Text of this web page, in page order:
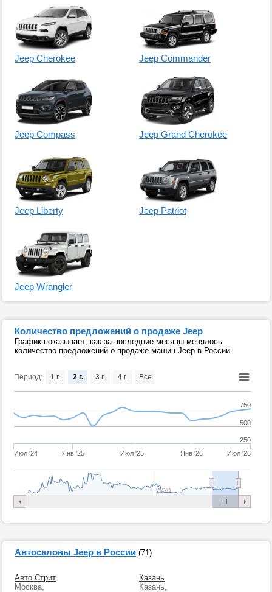
Jeep Cherokee Jeep Commander
Jeep Compass Jeep Grand Cherokee
Jeep Liberty Jeep Patriot
Jeep Wrangler
Количество предложений о продаже Jeep
График показывает, как за последние месяцы менялось
количество предложений о продаже машин Jeep в России.
Период:
Июл '24 Янв '25 Июл '25 Янв '26 Июл '26
2020
500
250
750
1 г. 2 г. 3 г. 4 г. Все
Автосалоны Jeep в России (71)
Авто Стрит
Москва,
Казань
Казань,